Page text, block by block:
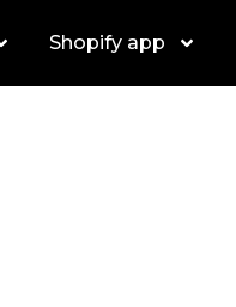
Shopify app